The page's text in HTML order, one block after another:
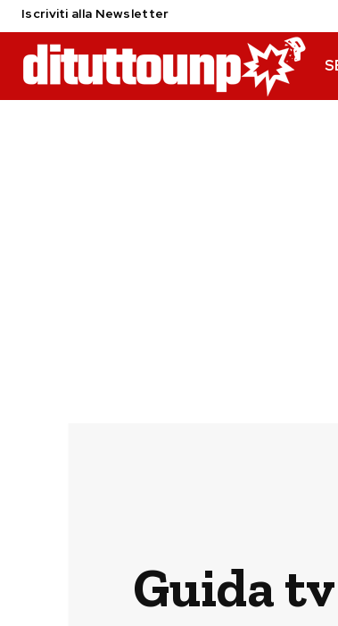
Iscriviti alla Newsletter
Guida